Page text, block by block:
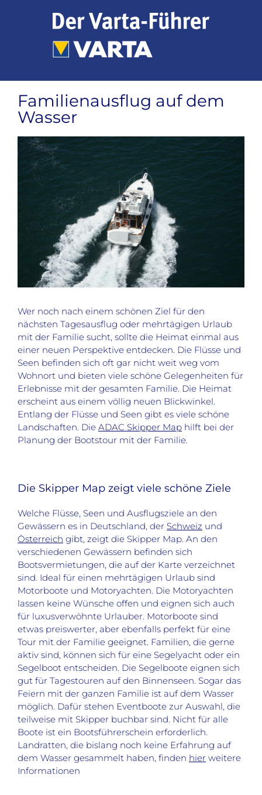
Familienausflug auf dem
Wasser
Zeige
grösseres
Bild
Wer noch nach einem schönen Ziel für den
nächsten Tagesausflug oder mehrtägigen Urlaub
mit der Familie sucht, sollte die Heimat einmal aus
einer neuen Perspektive entdecken. Die Flüsse und
Seen befinden sich oft gar nicht weit weg vom
Wohnort und bieten viele schöne Gelegenheiten für
Erlebnisse mit der gesamten Familie. Die Heimat
erscheint aus einem völlig neuen Blickwinkel.
Entlang der Flüsse und Seen gibt es viele schöne
Landschaften. Die ADAC Skipper Maphilft bei der
Planung der Bootstour mit der Familie.
Die Skipper Map zeigt viele schöne Ziele
Welche Flüsse, Seen und Ausflugsziele an den
Gewässern es in Deutschland, der Schweiz und
Österreich gibt, zeigt die Skipper Map. An den
verschiedenen Gewässern befinden sich
Bootsvermietungen, die auf der Karte verzeichnet
sind. Ideal für einen mehrtägigen Urlaub sind
Motorboote und Motoryachten. Die Motoryachten
lassen keine Wünsche offen und eignen sich auch
für luxusverwöhnte Urlauber. Motorboote sind
etwas preiswerter, aber ebenfalls perfekt für eine
Tour mit der Familie geeignet. Familien, die gerne
aktiv sind, können sich für eine Segelyacht oder ein
Segelboot entscheiden. Die Segelboote eignen sich
gut für Tagestouren auf den Binnenseen. Sogar das
Feiern mit der ganzen Familie ist auf dem Wasser
möglich. Dafür stehen Eventboote zur Auswahl, die
teilweise mit Skipper buchbar sind. Nicht für alle
Boote ist ein Bootsführerschein erforderlich.
Landratten, die bislang noch keine Erfahrung auf
dem Wasser gesammelt haben, finden hierweitere
Informationen